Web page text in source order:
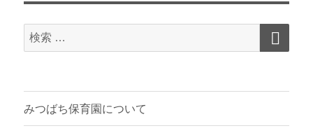
検
索
象:
検
みつばち保育園について